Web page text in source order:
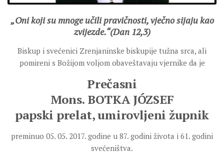
JUŽNI DEKANAT
ARHIVA
SINODA
SINODSKA MOLITVA
SINODSKI URED
KOORDINACIONA GRUPA
„Oni koji su mnoge učili pravičnosti, vječno sijaju kao
zvijezde.“(Dan 12,3)
Biskup i svećenici Zrenjaninske biskupije tužna srca, ali
pomireni s Božijom voljom obaveštavaju vjernike da je
Prečasni
Mons. BOTKA JÓZSEF
papski prelat, umirovljeni župnik
preminuo 05. 05. 2017. godine u 87. godini života i 61. godini
svećeništva.